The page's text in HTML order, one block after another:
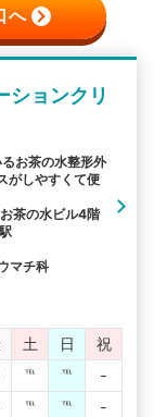
へ
ションクリ
お茶の水整形外
がしやすくて便
茶の水ビル4階
マチ科
土 日
祝
℡ ℡
-
℡ ℡ -